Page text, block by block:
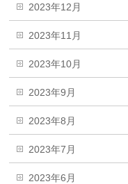
2023年12月
2023年11月
2023年10月
2023年9月
2023年8月
2023年7月
2023年6月